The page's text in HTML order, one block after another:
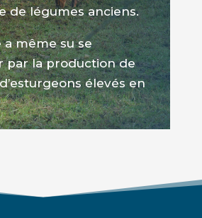
de légumes anciens.
a même su se
par la production de
élevés en